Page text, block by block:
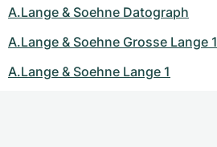
A.Lange & Soehne Datograph
A.Lange & Soehne Grosse Lange 1
A.Lange & Soehne Lange 1